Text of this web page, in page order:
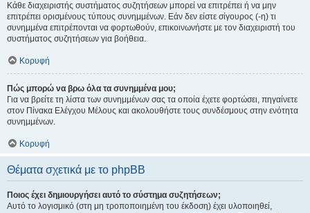
Κάθε διαχειριστής συστήματος συζητήσεων μπορεί να επιτρέπει ή να μην
επιτρέπει ορισμένους τύπους συνημμένων. Εάν δεν είστε σίγουρος (-η) τι
συνημμένα επιτρέπονται να φορτωθούν, επικοινωνήστε με τον διαχειριστή του
συστήματος συζητήσεων για βοήθεια.
Κορυφή
Πώς μπορώ να βρω όλα τα συνημμένα μου;
Για να βρείτε τη λίστα των συνημμένων σας τα οποία έχετε φορτώσει, πηγαίνετε
στον Πίνακα Ελέγχου Μέλους και ακολουθήστε τους συνδέσμους στην ενότητα
συνημμένων.
Κορυφή
Θέματα σχετικά με το phpBB
Ποιος έχει δημιουργήσει αυτό το σύστημα συζητήσεων;
Αυτό το λογισμικό (στη μη τροποποιημένη του έκδοση) έχει υλοποιηθεί,